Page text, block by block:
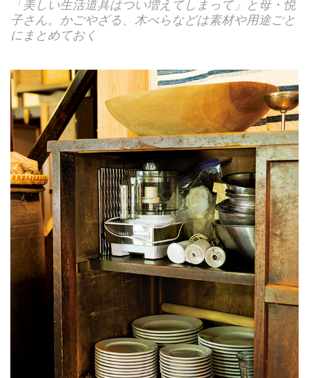
「美しい生活道具はつい増えてしまって」と母・悦
子さん。かごやざる、木べらなどは素材や用途ごと
にまとめておく